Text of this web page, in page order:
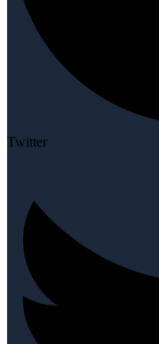
Twitter